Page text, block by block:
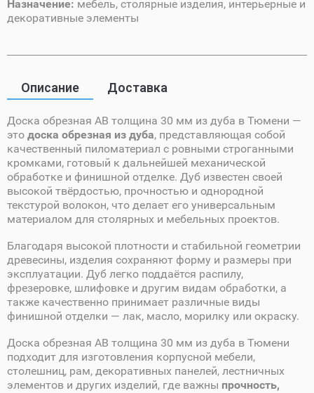
Назначение: мебель, столярные изделия, интерьерные и
декоративные элементы
Описание Доставка
Доска обрезная AB толщина 30 мм из дуба в Тюмени —
это доска обрезная из дуба, представляющая собой
качественный пиломатериал с ровными строганными
кромками, готовый к дальнейшей механической
обработке и финишной отделке. Дуб известен своей
высокой твёрдостью, прочностью и однородной
текстурой волокон, что делает его универсальным
материалом для столярных и мебельных проектов.
Благодаря высокой плотности и стабильной геометрии
древесины, изделия сохраняют форму и размеры при
эксплуатации. Дуб легко поддаётся распилу,
фрезеровке, шлифовке и другим видам обработки, а
также качественно принимает различные виды
финишной отделки — лак, масло, морилку или окраску.
Доска обрезная AB толщина 30 мм из дуба в Тюмени
подходит для изготовления корпусной мебели,
столешниц, рам, декоративных панелей, лестничных
элементов и других изделий, где важны прочность,